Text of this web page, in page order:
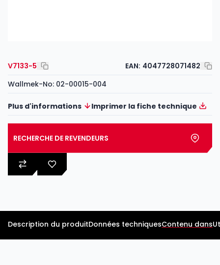
V7133-5 EAN: 4047728071482
Wallmek-No: 02-00015-004
Plus d'informations Imprimer la fiche technique
RECHERCHE DE REVENDEURS
Description du produitDonnées techniquesContenu dans